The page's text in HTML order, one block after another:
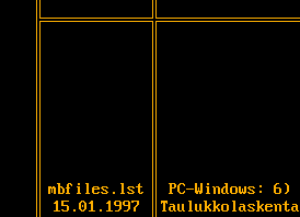
mbfiles.lst
15.01.1997
PC-Windows: 6)
Taulukkolaskenta